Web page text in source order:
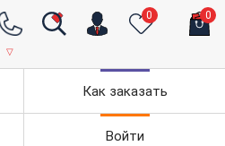
0 0
▽
Как заказать
Войти